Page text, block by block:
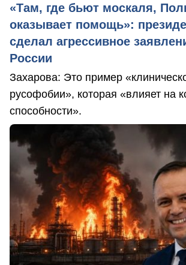
«Там, где бьют москаля,
оказывает помощь»:
сделал агрессивное
России
Захарова: Это пример
русофобии», которая «влияет на
способности».